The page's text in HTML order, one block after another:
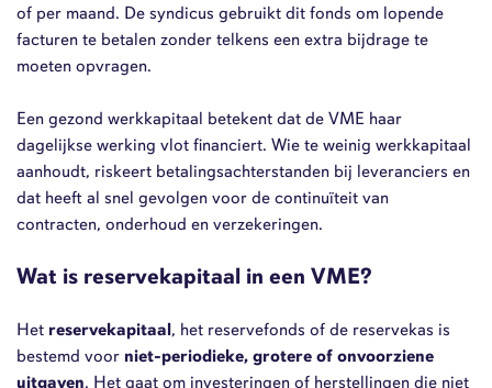
of per maand. De syndicus gebruikt dit fonds om lopende
facturen te betalen zonder telkens een extra bijdrage te
moeten opvragen.
Een gezond werkkapitaal betekent dat de VME haar
dagelijkse werking vlot financiert. Wie te weinig werkkapitaal
aanhoudt, riskeert betalingsachterstanden bij leveranciers en
dat heeft al snel gevolgen voor de continuïteit van
contracten, onderhoud en verzekeringen.
Wat is reservekapitaal in een VME?
Het reservekapitaal, het reservefonds of de reservekas is
bestemd voor niet-periodieke, grotere of onvoorziene
uitgaven. Het gaat om investeringen of herstellingen die niet